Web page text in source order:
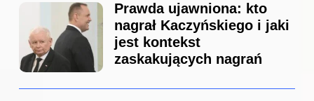
Prawda ujawniona: kto
nagrał Kaczyńskiego i jaki
jest kontekst
zaskakujących nagrań